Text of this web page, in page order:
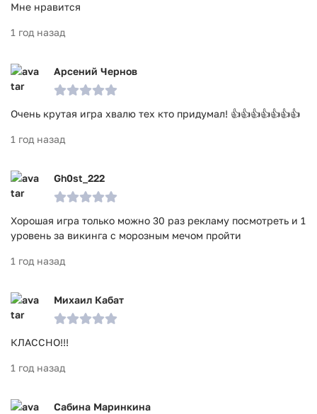
Мне нравится
1 год назад
Арсений Чернов
Очень крутая игра хвалю тех кто придумал! 👍👍👍👍👍👍👍
1 год назад
Gh0st_222
Хорошая игра только можно 30 раз рекламу посмотреть и 1
уровень за викинга с морозным мечом пройти
1 год назад
Михаил Кабат
КЛАССНО!!!
1 год назад
Сабина Маринкина